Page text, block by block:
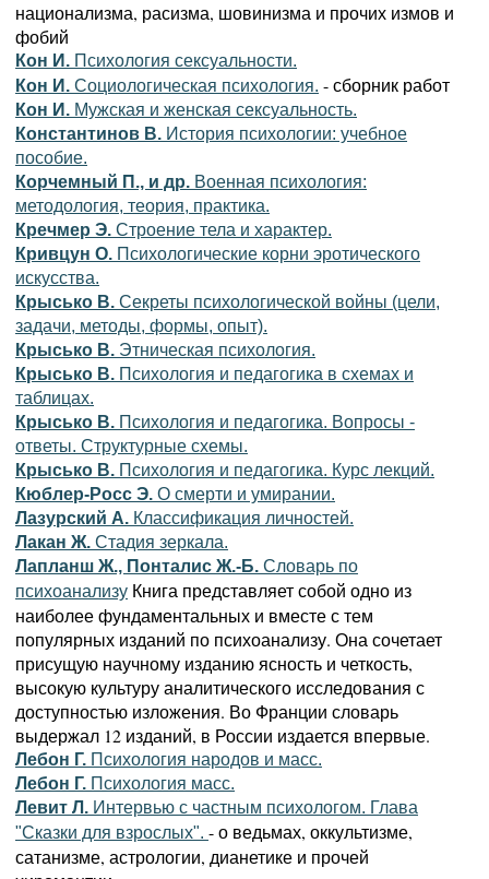
национализма, расизма, шовинизма и прочих измов и
фобий
Кон И. Психология сексуальности.
Кон И. Социологическая психология. - сборник работ
Кон И. Мужская и женская сексуальность.
Константинов В. История психологии: учебное
пособие.
Корчемный П., и др. Военная психология:
методология, теория, практика.
Кречмер Э. Строение тела и характер.
Кривцун О. Психологические корни эротического
искусства.
Крысько В. Секреты психологической войны (цели,
задачи, методы, формы, опыт).
Крысько В. Этническая психология.
Крысько В. Психология и педагогика в схемах и
таблицах.
Крысько В. Психология и педагогика. Вопросы -
ответы. Структурные схемы.
Крысько В. Психология и педагогика. Курс лекций.
Кюблер-Росс Э. О смерти и умирании.
Лазурский А. Классификация личностей.
Лакан Ж. Стадия зеркала.
Лапланш Ж., Понталис Ж.-Б. Словарь по
психоанализу Книга представляет собой одно из
наиболее фундаментальных и вместе с тем
популярных изданий по психоанализу. Она сочетает
присущую научному изданию ясность и четкость,
высокую культуру аналитического исследования с
доступностью изложения. Во Франции словарь
выдержал 12 изданий, в России издается впервые.
Лебон Г. Психология народов и масс.
Лебон Г. Психология масс.
Левит Л. Интервью с частным психологом. Глава
"Сказки для взрослых". - о ведьмах, оккультизме,
сатанизме, астрологии, дианетике и прочей